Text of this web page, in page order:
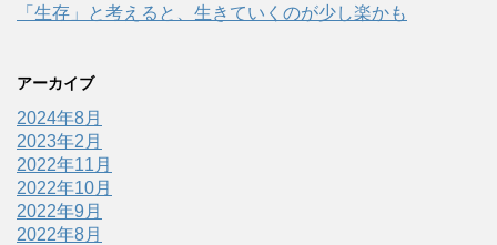
「生存」と考えると、生きていくのが少し楽かも
アーカイブ
2024年8月
2023年2月
2022年11月
2022年10月
2022年9月
2022年8月